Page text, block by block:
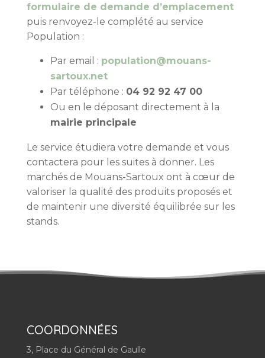
formulaire de demande d’emplacement
puis renvoyez-le complété au service
Population :
Par email : population@mouans-
sartoux.net
Par téléphone : 04 92 92 47 00
Ou en le déposant directement à la
mairie principale
Le service étudiera votre demande et vous
contactera pour les suites à donner. Les
marchés de Mouans-Sartoux ont à cœur de
valoriser la qualité des produits proposés et
de maintenir une diversité équilibrée sur les
stands.
COORDONNÉES
3, Place du Général de Gaulle